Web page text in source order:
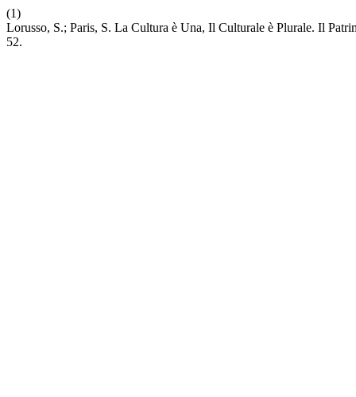
(1)
Lorusso, S.; Paris, S. La Cultura è Una, Il Culturale è Plurale. Il
52.